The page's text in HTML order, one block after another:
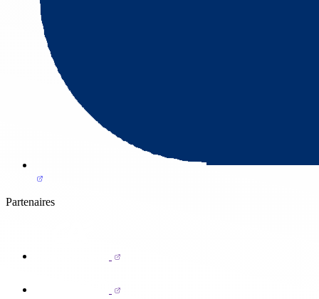
Partenaires